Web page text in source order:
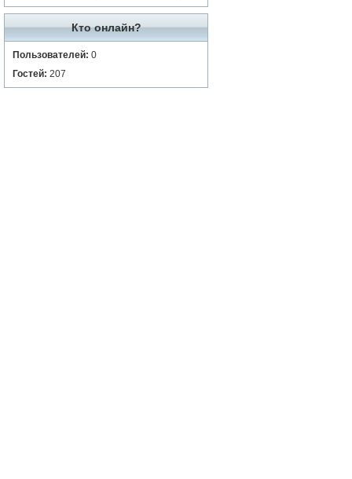
Кто онлайн?
Пользователей: 0
Гостей: 207